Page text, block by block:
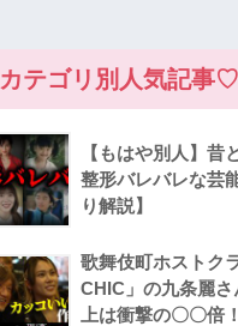
カテゴリ別人気記事♡
【もはや別人】昔
整形バレバレな芸
り解説】
歌舞伎町ホストク
CHIC」の九条麗
上は衝撃の〇〇倍